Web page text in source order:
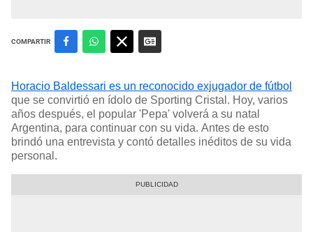
COMPARTIR
Horacio Baldessari es un reconocido exjugador de fútbol
que se convirtió en ídolo de Sporting Cristal. Hoy, varios
años después, el popular 'Pepa' volverá a su natal
Argentina, para continuar con su vida. Antes de esto
brindó una entrevista y contó detalles inéditos de su vida
personal.